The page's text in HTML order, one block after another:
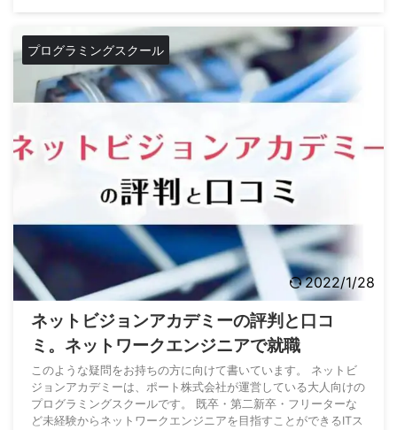
プログラマカレッジの評判が気になる方 プログラマカレッジを
学ぶとしたらどのような人か知りたい方 無料でエンジニアを教
育し転職までサポートしてくれるプログラマカレッ ...
プログラミングスクール
2022/1/28
ネットビジョンアカデミーの評判と口コ
ミ。ネットワークエンジニアで就職
このような疑問をお持ちの方に向けて書いています。 ネットビ
ジョンアカデミーは、ポート株式会社が運営している大人向けの
プログラミングスクールです。 既卒・第二新卒・フリーターな
ど未経験からネットワークエンジニアを目指すことができるITス